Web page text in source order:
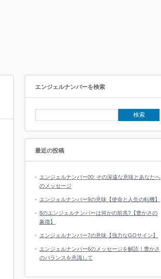
エンジェルナンバーを検索
最近の投稿
エンジェルナンバー00: その深遠な意味とあなたへ
のメッセージ
エンジェルナンバー9の意味【使命と人生の転機】
8のエンジェルナンバーは何かの前兆?【豊かさの
象徴】
エンジェルナンバー7の意味【強力なGOサイン】
エンジェルナンバー6のメッセージを解読！豊かさ
のバランスを意識して